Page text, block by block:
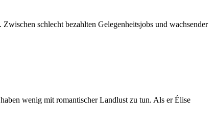
schlecht bezahlten Gelegenheitsjobs und wachsender
wenig mit romantischer Landlust zu tun. Als er Élise